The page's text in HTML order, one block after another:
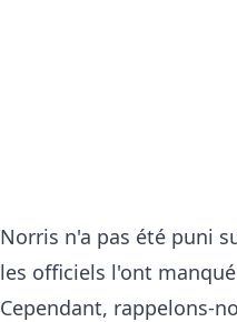
Norris n'a pas été puni
les officiels l'ont
Cependant, rappelons-